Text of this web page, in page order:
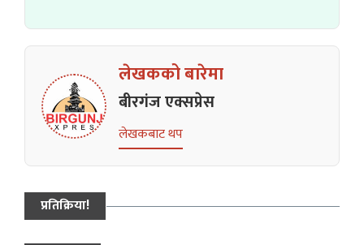
लेखकको बारेमा
बीरगंज एक्सप्रेस
लेखकबाट थप
प्रतिक्रिया!